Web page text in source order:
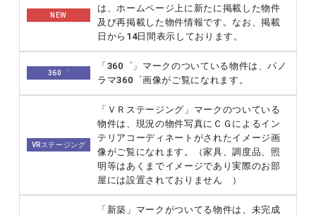
NEW
は、ホームページ上に新たに掲載した物件
及び再掲載した物件情報です。なお、掲載
日から14日間表示しております。
360゜
「360゜」マークのついている物件は、パノ
ラマ360゜画像がご覧になれます。
VRステージング
「ＶＲステージング」マークのついている
物件は、現況の物件写真にＣＧによるイン
テリアコーディネートがされたイメージ画
像がご覧になれます。（家具、調度品、照
明等はあくまでイメージであり実際のお部
屋には設置されておりません ）
「新築」マークがついてる物件は、未完成